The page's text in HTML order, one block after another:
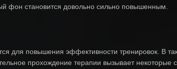
фон становится довольно сильно повышенным.
для повышения эффективности тренировок. В
прохождение терапии вызывает некоторые